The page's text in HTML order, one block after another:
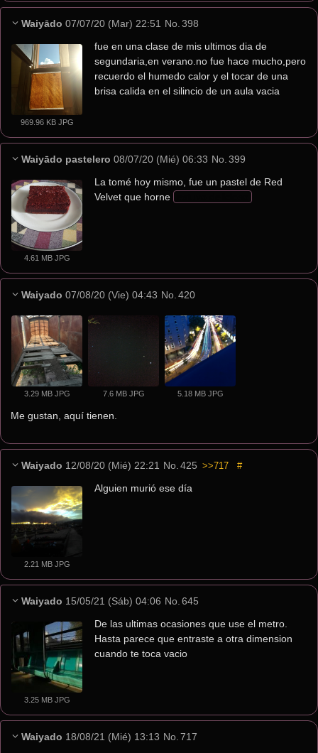
Waiyādo 07/07/20 (Mar) 22:51 No. 398
969.96 KB JPG
fue en una clase de mis ultimos dia de
segundaria,en verano.no fue hace mucho,pero
recuerdo el humedo calor y el tocar de una
brisa calida en el silincio de un aula vacia
Waiyādo pastelero 08/07/20 (Mié) 06:33 No. 399
4.61 MB JPG
La tomé hoy mismo, fue un pastel de Red
Velvet que horne
Waiyado 07/08/20 (Vie) 04:43 No. 420
3.29 MB JPG 7.6 MB JPG 5.18 MB JPG
Me gustan, aquí tienen.
Waiyado 12/08/20 (Mié) 22:21 No. 425 >>717 #
2.21 MB JPG
Alguien murió ese día
Waiyado 15/05/21 (Sáb) 04:06 No. 645
3.25 MB JPG
De las ultimas ocasiones que use el metro.
Hasta parece que entraste a otra dimension
cuando te toca vacio
Waiyado 18/08/21 (Mié) 13:13 No. 717